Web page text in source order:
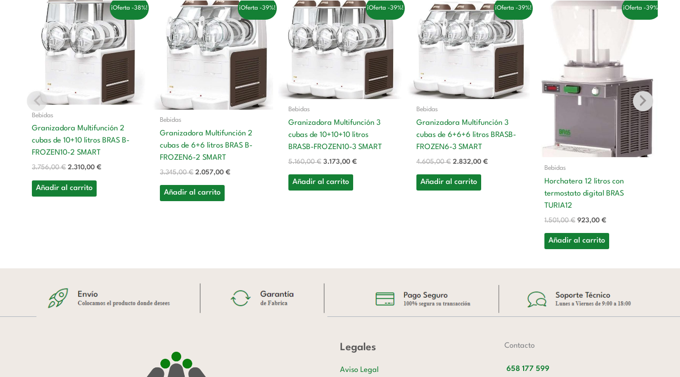
¡Oferta -38%!
Bebidas
Granizadora Multifunción 2
cubas de 10+10 litros BRAS B-
FROZEN10-2 SMART
3.756,00€
El
precio
original
era:
3.756,00 €.
2.310,00€
El
precio
actual
es:
2.310,00 €.
Añadir al carrito
¡Oferta -39%!
Bebidas
Granizadora Multifunción 2
cubas de 6+6 litros BRAS B-
FROZEN6-2 SMART
3.345,00€
El
precio
original
era:
3.345,00 €.
2.057,00€
El
precio
actual
es:
2.057,00 €.
Añadir al carrito
¡Oferta -39%!
Bebidas
Granizadora Multifunción 3
cubas de 10+10+10 litros
BRASB-FROZEN10-3 SMART
5.160,00€
El
precio
original
era:
5.160,00 €.
3.173,00 €
precio
actual
es:
3.173,00 €.
Añadir al carrito
¡Oferta -39%!
Bebidas
Granizadora Multifunción 3
cubas de 6+6+6 litros BRASB-
FROZEN6-3 SMART
4.605,00€
El
precio
original
era:
4.605,00 €.
2.832,00 €
El
precio
actual
es:
2.832,00 €.
Añadir al carrito
¡Oferta -39%!
Bebidas
Horchatera 12 litros con
termostato digital BRAS
TURIA12
1.501,00€
El
precio
923,00 €
precio
Añadir al carrito
Legales
Aviso Legal
Contacto
658 177 599